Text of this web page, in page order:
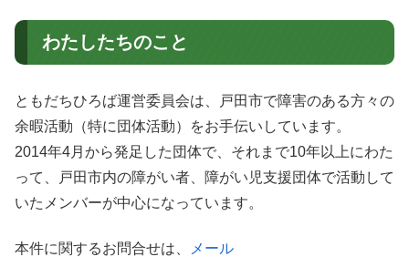
わたしたちのこと
ともだちひろば運営委員会は、戸田市で障害のある方々の
余暇活動（特に団体活動）をお手伝いしています。
2014年4月から発足した団体で、それまで10年以上にわた
って、戸田市内の障がい者、障がい児支援団体で活動して
いたメンバーが中心になっています。
本件に関するお問合せは、
メール